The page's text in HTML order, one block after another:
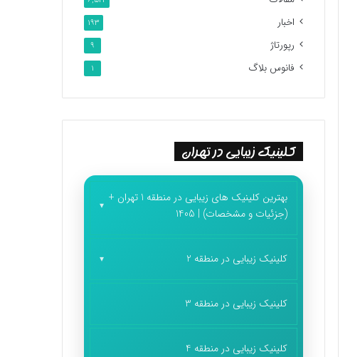
اخبار 193
رپورتاژ 9
فانوس بلاگ 1
کلینیک زیبایی در تهران
بهترین کلینیک های زیبایی در منطقه 1 تهران +
(جزئیات و مشخصات) | 1405
کلینیک زیبایی در منطقه 2
کلینیک زیبایی در منطقه 3
کلینیک زیبایی در منطقه 4